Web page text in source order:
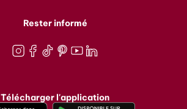
Rester informé
Télécharger l'application